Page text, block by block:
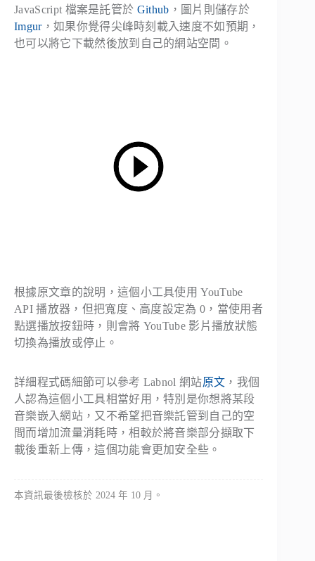
JavaScript 檔案是託管於 Github ，圖片則儲存於
Imgur，如果你覺得尖峰時刻載入速度不如預期，
也可以將它下載然後放到自己的網站空間。
根據原文章的說明，這個小工具使用 YouTube
API 播放器，但把寬度、高度設定為 0，當使用者
點選播放按鈕時，則會將 YouTube 影片播放狀態
切換為播放或停止。
詳細程式碼細節可以參考 Labnol 網站原文 ，我個
人認為這個小工具相當好用，特別是你想將某段
音樂嵌入網站，又不希望把音樂託管到自己的空
間而增加流量消耗時，相較於將音樂部分擷取下
載後重新上傳，這個功能會更加安全些。
本資訊最後檢核於 2024 年 10 月。